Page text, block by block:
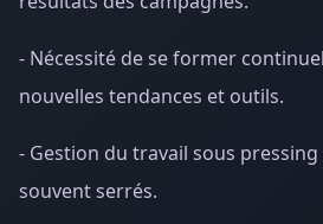
- Nécessité de se former
nouvelles tendances et outils.
- Gestion du travail sous pressing
souvent serrés.